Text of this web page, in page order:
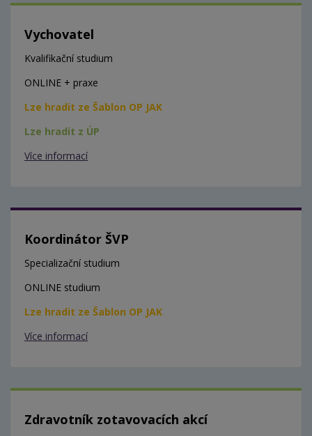
Vychovatel
Kvalifikační studium
ONLINE + praxe
Lze hradit ze Šablon OP JAK
Lze hradit z ÚP
Více informací
Koordinátor ŠVP
Specializační studium
ONLINE studium
Lze hradit ze Šablon OP JAK
Více informací
Zdravotník zotavovacích akcí